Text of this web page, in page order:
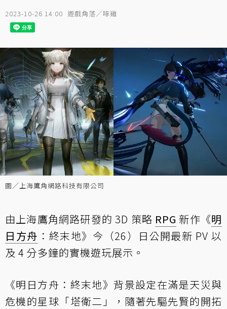
2023-10-26 14:00 遊戲角落／啄雞
圖／上海鷹角網路科技有限公司
由上海鷹角網路研發的 3D 策略 RPG 新作《明
日方舟 ：終末地》今（26）日公開最新 PV 以
及 4 分多鐘的實機遊玩展示。
《明日方舟：終末地》背景設定在滿是天災與
危機的星球「塔衛二」，隨著先驅先賢的開拓